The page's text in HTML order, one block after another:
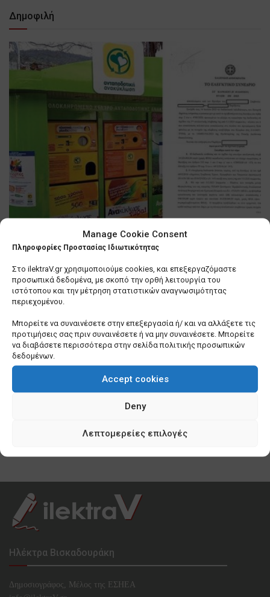
Manage Cookie Consent
Πληροφορίες Προστασίας Ιδιωτικότητας
Στο ilektraV.gr χρησιμοποιούμε cookies, και επεξεργαζόμαστε
προσωπικά δεδομένα, με σκοπό την ορθή λειτουργία του
ιστότοπου και την μέτρηση στατιστικών αναγνωσιμότητας
περιεχομένου.
Μπορείτε να συναινέσετε στην επεξεργασία ή/ και να αλλάξετε τις
προτιμήσεις σας πριν συναινέσετε ή να μην συναινέσετε. Μπορείτε
να διαβάσετε περισσότερα στην σελίδα πολιτικής προσωπικών
δεδομένων.
Accept cookies
Deny
Λεπτομερείες επιλογές
Δημοφιλή
Θεσσαλονίκη: Βιασύνη του
δημάρχου, Κ. Ζέρβα να τακτοποιήσει
… τα «σπιτάκια ανακύκλωσης»
0 SHARES
Λίγα πράγματα που δεν γνωρίζετε για εμένα
0 SHARES
Σε τέλμα οι Υπηρεσίες Δόμησης των Δήμων –
Κυνισμός Μπακογιάννη ακόμη και για τα
0 SHARES
Ηλέκτρα Βισκαδουράκη
Δημοσιογράφος, Μέλος της ΕΣHΕΑ